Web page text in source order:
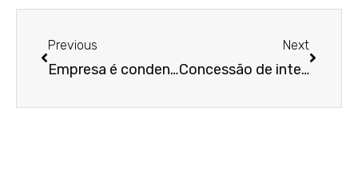
Previous
Empresa é condenada por discriminação racial após trabalhadora ser alvo de insinuação ofensiva sobre cotas
Next
Concessão de intervalo para alimentação no início da jornada equivale à supressão da pausa